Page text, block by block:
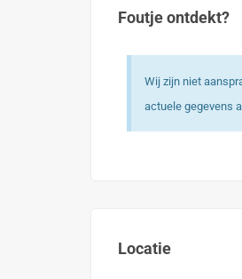
Foutje ontdekt?
Wij zijn niet
actuele gegevens
Locatie